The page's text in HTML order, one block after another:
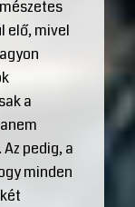
elő, mivel
a
pedig, a
minden